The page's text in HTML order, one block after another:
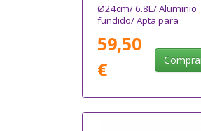
Ø24cm/ 6.8L/ Aluminio
fundido/ Apta para
59,50
€